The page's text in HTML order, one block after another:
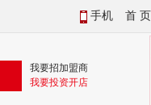
手机 首 页
我要招加盟商
我要投资开店